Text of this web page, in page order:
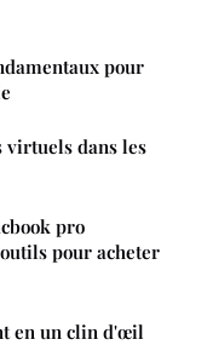
pour
virtuels dans les
pro
pour acheter
en un clin d'œil